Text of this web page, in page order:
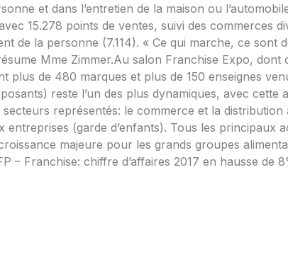
et dans l’entretien de la maison ou
15.278 points de ventes, suivi des commerces
de la personne (7.114). « Ce qui marche, ce
Mme Zimmer.Au salon Franchise Expo,
plus de 480 marques et plus de 150 enseignes
reste l’un des plus dynamiques, avec cette
représentés: le commerce et la
(garde d’enfants). Tous les principaux
majeure pour les grands groupes
– Franchise: chiffre d’affaires 2017 en hausse de